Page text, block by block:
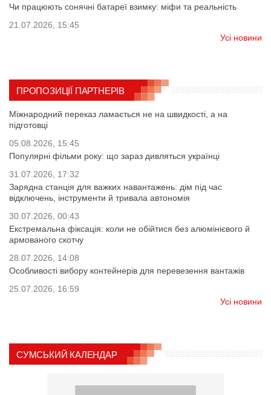
Чи працюють сонячні батареї взимку: міфи та реальність
21.07.2026, 15:45
Усі новини
ПРОПОЗИЦІЇ ПАРТНЕРІВ
Міжнародний переказ ламається не на швидкості, а на
підготовці
05.08.2026, 15:45
Популярні фільми року: що зараз дивляться українці
31.07.2026, 17:32
Зарядна станція для важких навантажень: дім під час
відключень, інструменти й тривала автономія
30.07.2026, 00:43
Екстремальна фіксація: коли не обійтися без алюмінієвого й
армованого скотчу
28.07.2026, 14:08
Особливості вибору контейнерів для перевезення вантажів
25.07.2026, 16:59
Усі новини
СУМСЬКИЙ КАЛЕНДАР